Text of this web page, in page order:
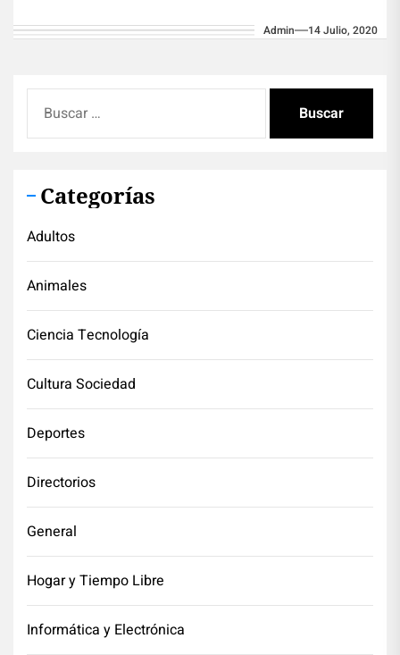
Admin 14 Julio, 2020
Categorías
Adultos
Animales
Ciencia Tecnología
Cultura Sociedad
Deportes
Directorios
General
Hogar y Tiempo Libre
Informática y Electrónica